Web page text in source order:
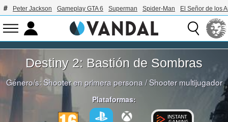
Peter Jackson Gameplay GTA 6 Superman Spider-Man El Señor de los
Destiny 2: Bastión de Sombras
Género/s:Shooter en primera persona /Shooter multijugador
Plataformas: